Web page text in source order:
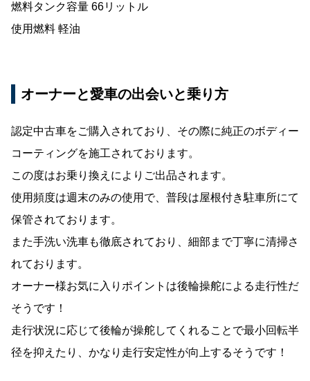
燃料タンク容量 66リットル
使用燃料 軽油
オーナーと愛車の出会いと乗り方
認定中古車をご購入されており、その際に純正のボディー
コーティングを施工されております。
この度はお乗り換えによりご出品されます。
使用頻度は週末のみの使用で、普段は屋根付き駐車所にて
保管されております。
また手洗い洗車も徹底されており、細部まで丁寧に清掃さ
れております。
オーナー様お気に入りポイントは後輪操舵による走行性だ
そうです！
走行状況に応じて後輪が操舵してくれることで最小回転半
径を抑えたり、かなり走行安定性が向上するそうです！